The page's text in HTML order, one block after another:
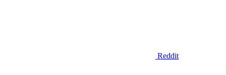
Reddit